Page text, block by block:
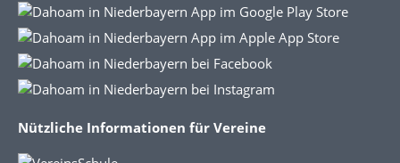
Nützliche Informationen für Vereine